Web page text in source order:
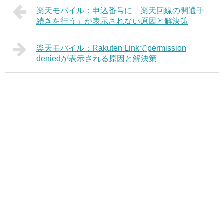
楽天モバイル：申込番号に「楽天回線の開通手
続きを行う」が表示されない原因と解決策
楽天モバイル：Rakuten Linkでpermission
deniedが表示される原因と解決策